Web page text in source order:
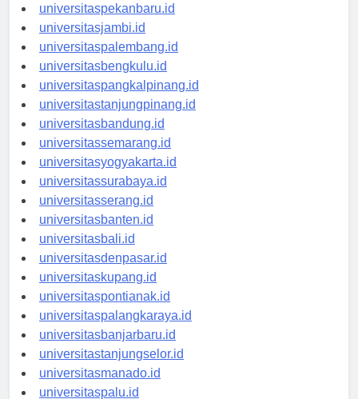
universitaspadang.id
universitaspekanbaru.id
universitasjambi.id
universitaspalembang.id
universitasbengkulu.id
universitaspangkalpinang.id
universitastanjungpinang.id
universitasbandung.id
universitassemarang.id
universitasyogyakarta.id
universitassurabaya.id
universitasserang.id
universitasbanten.id
universitasbali.id
universitasdenpasar.id
universitaskupang.id
universitaspontianak.id
universitaspalangkaraya.id
universitasbanjarbaru.id
universitastanjungselor.id
universitasmanado.id